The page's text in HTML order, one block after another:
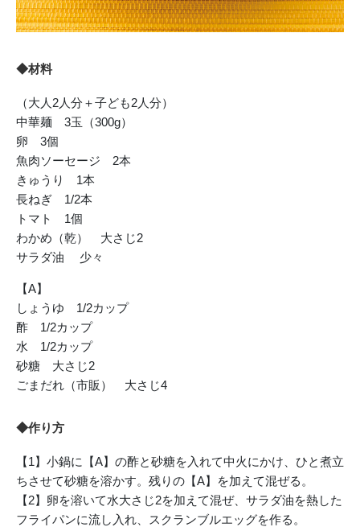
◆材料
（大人2人分＋子ども2人分）
中華麺 3玉（300g）
卵 3個
魚肉ソーセージ 2本
きゅうり 1本
長ねぎ 1/2本
トマト 1個
わかめ（乾） 大さじ2
サラダ油 少々
【A】
しょうゆ 1/2カップ
酢 1/2カップ
水 1/2カップ
砂糖 大さじ2
ごまだれ（市販） 大さじ4
◆作り方
【1】小鍋に【A】の酢と砂糖を入れて中火にかけ、ひと煮立
ちさせて砂糖を溶かす。残りの【A】を加えて混ぜる。
【2】卵を溶いて水大さじ2を加えて混ぜ、サラダ油を熱した
フライパンに流し入れ、スクランブルエッグを作る。